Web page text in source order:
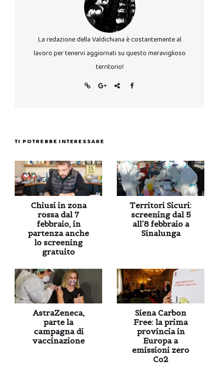
La redazione della Valdichiana è costantemente al
lavoro per tenervi aggiornati su questo meraviglioso
territorio!
TI POTREBBE INTERESSARE
Chiusi in zona
rossa dal 7
febbraio, in
partenza anche
lo screening
gratuito
Territori Sicuri:
screening dal 5
all’8 febbraio a
Sinalunga
AstraZeneca,
parte la
campagna di
vaccinazione
Siena Carbon
Free: la prima
provincia in
Europa a
emissioni zero
Co2